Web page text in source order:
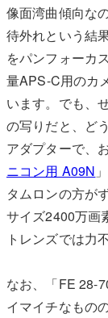
像面湾曲傾向な
待外れという結
をパンフォーカ
量APS-C用のカ
います。でも、
の写りだと、ど
アダプターで、
ニコン用 A09N
タムロンの方が
サイズ2400万画
トレンズでは力
なお、「FE 28-
イマイチなもの